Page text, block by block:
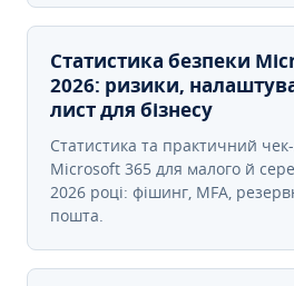
Статистика безпеки
2026: ризики,
лист для бізнесу
Статистика та практичний
Microsoft 365 для малого й
2026 році: фішинг, MFA,
пошта.